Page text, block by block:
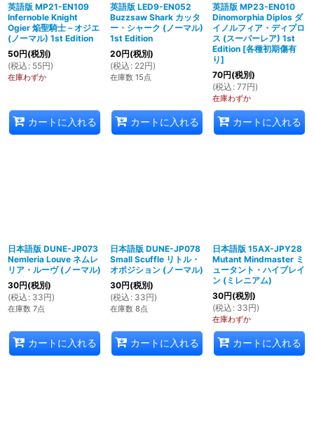
英語版 MP21-EN109
Infernoble Knight
Ogier 焔聖騎士－オジエ
(ノーマル) 1st Edition
50円(税別)
(税込 : 55円)
在庫わずか
カートに入れる
英語版 LED9-EN052
Buzzsaw Shark カッタ
ー・シャーク (ノーマル)
1st Edition
20円(税別)
(税込 : 22円)
在庫数 15点
カートに入れる
英語版 MP23-EN010
Dinomorphia Diplos ダ
イノルフィア・ディプロ
ス (スーパーレア) 1st
Edition [各種初期傷有
り]
70円(税別)
(税込 : 77円)
在庫わずか
カートに入れる
日本語版 DUNE-JP073
Nemleria Louve ネムレ
リア・ルーヴ (ノーマル)
30円(税別)
(税込 : 33円)
在庫数 7点
カートに入れる
日本語版 DUNE-JP078
Small Scuffle リトル・
オポジション (ノーマル)
30円(税別)
(税込 : 33円)
在庫数 8点
カートに入れる
日本語版 15AX-JPY28
Mutant Mindmaster ミ
ュータント・ハイブレイ
ン (ミレニアム)
30円(税別)
(税込 : 33円)
在庫わずか
カートに入れる